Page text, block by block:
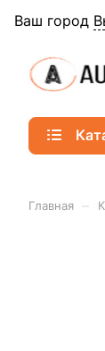
Ваш город
Главная